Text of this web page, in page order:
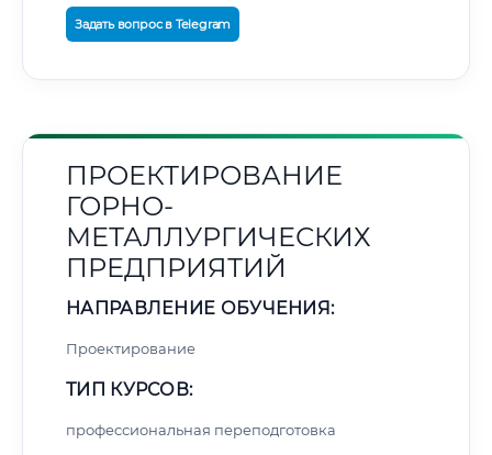
Задать вопрос в Telegram
ПРОЕКТИРОВАНИЕ
ГОРНО-
МЕТАЛЛУРГИЧЕСКИХ
ПРЕДПРИЯТИЙ
НАПРАВЛЕНИЕ ОБУЧЕНИЯ:
Проектирование
ТИП КУРСОВ:
профессиональная переподготовка